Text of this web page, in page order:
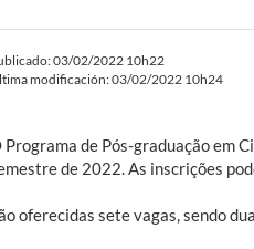
03/02/2022 10h22
modificación: 03/02/2022 10h24
Programa de Pós-graduação em
de 2022. As inscrições
oferecidas sete vagas, sendo